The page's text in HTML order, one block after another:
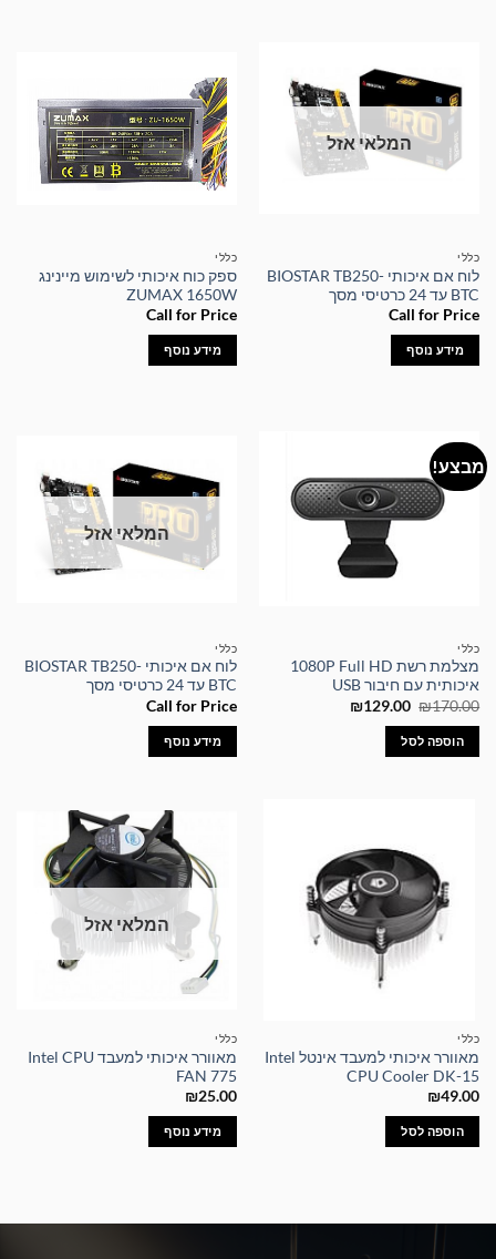
המלאי אזל
כללי
לוח אם איכותי BIOSTAR TB250-
BTC עד 24 כרטיסי מסך
Call for Price
מידע נוסף
כללי
ספק כוח איכותי לשימוש מיינינג
ZUMAX 1650W
Call for Price
מידע נוסף
מבצע!
כללי
מצלמת רשת 1080P Full HD
איכותית עם חיבור USB
₪170.00
המחיר
היה:
₪170.00.
₪129.00
המחיר
הוספה לסל
המלאי אזל
כללי
לוח אם איכותי BIOSTAR TB250-
BTC עד 24 כרטיסי מסך
Call for Price
מידע נוסף
כללי
מאוורר איכותי למעבד אינטל Intel
CPU Cooler DK-15
₪49.00
הוספה לסל
המלאי אזל
כללי
מאוורר איכותי למעבד Intel CPU
FAN 775
₪25.00
מידע נוסף